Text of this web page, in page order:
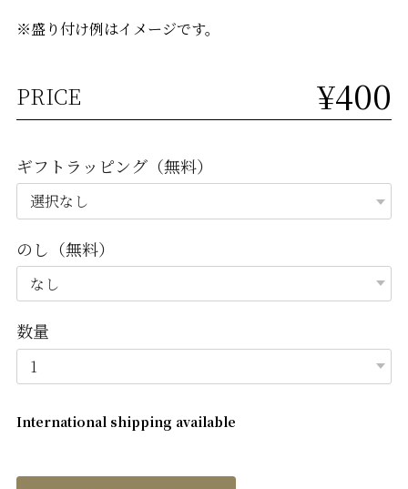
※盛り付け例はイメージです。
PRICE ¥400
ギフトラッピング（無料）
のし（無料）
数量
International shipping available